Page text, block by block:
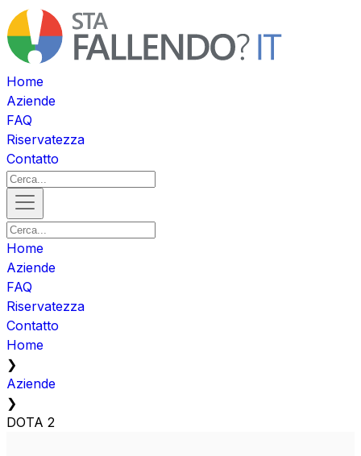
Home
Aziende
FAQ
Riservatezza
Contatto
Home
Aziende
FAQ
Riservatezza
Contatto
Home
❯
Aziende
❯
DOTA 2